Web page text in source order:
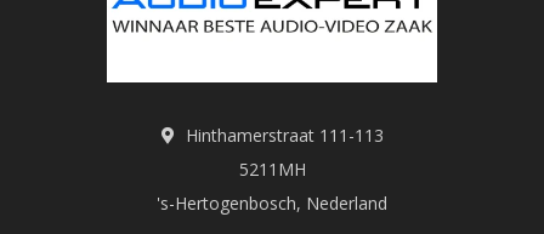
Hinthamerstraat 111-113
5211MH
's-Hertogenbosch, Nederland